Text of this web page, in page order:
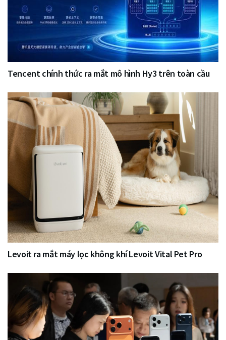
Tencent chính thức ra mắt mô hình Hy3 trên toàn cầu
Levoit ra mắt máy lọc không khí Levoit Vital Pet Pro